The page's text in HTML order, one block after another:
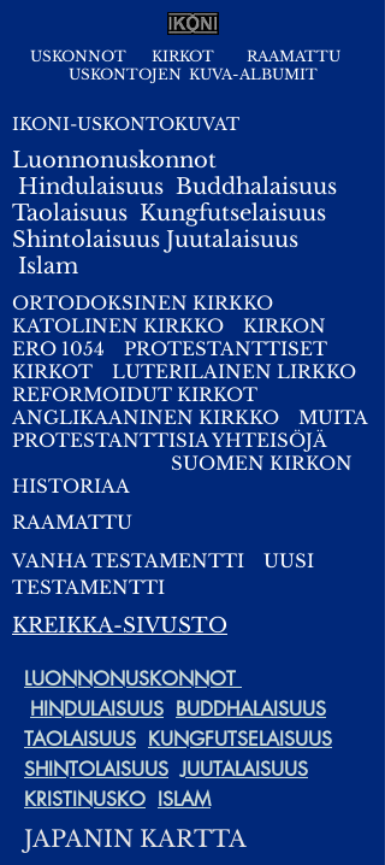
USKONNOT KIRKOT
RAAMATTU
USKONTOJEN KUVA-ALBUMIT
IKONI-USKONTOKUVAT
Luonnonuskonnot
Hindulaisuus Buddhalaisuus
Taolaisuus Kungfutselaisuus
Shintolaisuus Juutalaisuus
Islam
ORTODOKSINEN KIRKKO
KATOLINEN KIRKKO
KIRKON
ERO 1054
PROTESTANTTISET
KIRKOT
LUTERILAINEN LIRKKO
REFORMOIDUT KIRKOT
ANGLIKAANINEN KIRKKO
MUITA
PROTESTANTTISIA YHTEISÖJÄ
SUOMEN KIRKON
HISTORIAA
RAAMATTU
VANHA TESTAMENTTI
UUSI
TESTAMENTTI
KREIKKA-SIVUSTO
LUONNONUSKONNOT
HINDULAISUUS BUDDHALAISUUS
TAOLAISUUS KUNGFUTSELAISUUS
SHINTOLAISUUS JUUTALAISUUS
KRISTINUSKO ISLAM
JAPANIN KARTTA